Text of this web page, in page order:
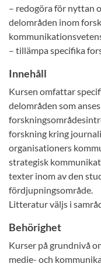
– redogöra för nyttan
delområden inom
– tillämpa specifika
Innehåll
Kursen omfattar
delområden som
forskning kring
organisationers
strategisk
texter inom av den
fördjupningsområde.
Litteratur väljs i
Behörighet
Kurser på grundnivå
medie- och